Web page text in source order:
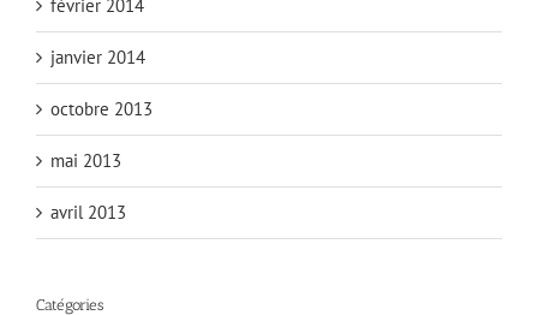
février 2014
janvier 2014
octobre 2013
mai 2013
avril 2013
Catégories